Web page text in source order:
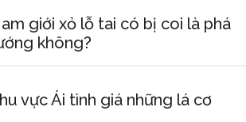
giới xỏ lỗ tai có bị coi là phá
không?
vực Ái tình giá những lá cơ